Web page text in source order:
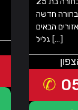
חדשה
הבאים
גליל […]